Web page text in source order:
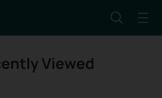
Viewed